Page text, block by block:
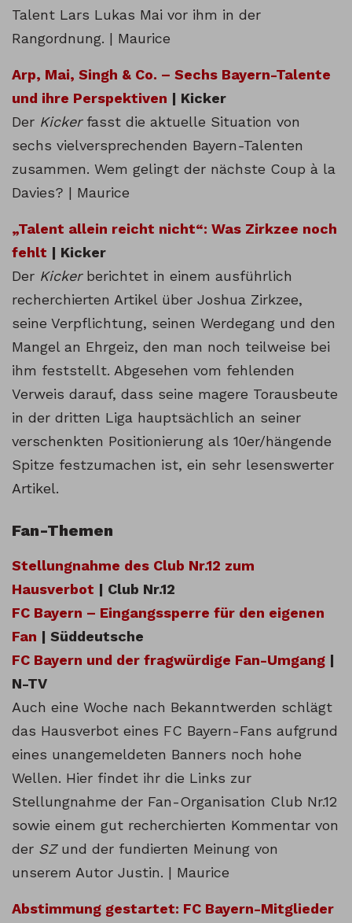
Talent Lars Lukas Mai vor ihm in der
Rangordnung. | Maurice
Arp, Mai, Singh & Co. – Sechs Bayern-Talente
und ihre Perspektiven | Kicker
Der Kickerfasst die aktuelle Situation von
sechs vielversprechenden Bayern-Talenten
zusammen. Wem gelingt der nächste Coup à la
Davies? | Maurice
„Talent allein reicht nicht“: Was Zirkzee noch
fehlt | Kicker
Der Kickerberichtet in einem ausführlich
recherchierten Artikel über Joshua Zirkzee,
seine Verpflichtung, seinen Werdegang und den
Mangel an Ehrgeiz, den man noch teilweise bei
ihm feststellt. Abgesehen vom fehlenden
Verweis darauf, dass seine magere Torausbeute
in der dritten Liga hauptsächlich an seiner
verschenkten Positionierung als 10er/hängende
Spitze festzumachen ist, ein sehr lesenswerter
Artikel.
Fan-Themen
Stellungnahme des Club Nr.12 zum
Hausverbot | Club Nr.12
FC Bayern – Eingangssperre für den eigenen
Fan | Süddeutsche
FC Bayern und der fragwürdige Fan-Umgang |
N-TV
Auch eine Woche nach Bekanntwerden schlägt
das Hausverbot eines FC Bayern-Fans aufgrund
eines unangemeldeten Banners noch hohe
Wellen. Hier findet ihr die Links zur
Stellungnahme der Fan-Organisation Club Nr.12
sowie einem gut recherchierten Kommentar von
der SZund der fundierten Meinung von
unserem Autor Justin. | Maurice
Abstimmung gestartet: FC Bayern-Mitglieder